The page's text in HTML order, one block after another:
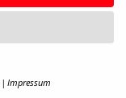
Impressum